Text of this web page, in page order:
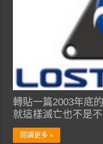
轉貼一篇2003年底
就這樣滅亡也不是
閱讀更多 »